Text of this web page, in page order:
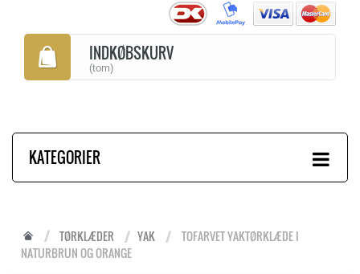
INDKØBSKURV
(tom)
KATEGORIER
TØRKLÆDER YAK
TOFARVET YAKTØRKLÆDE I
NATURBRUN OG ORANGE